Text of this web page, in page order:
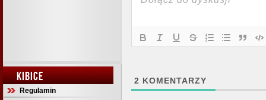
KIBICE
Regulamin
2 KOMENTARZY